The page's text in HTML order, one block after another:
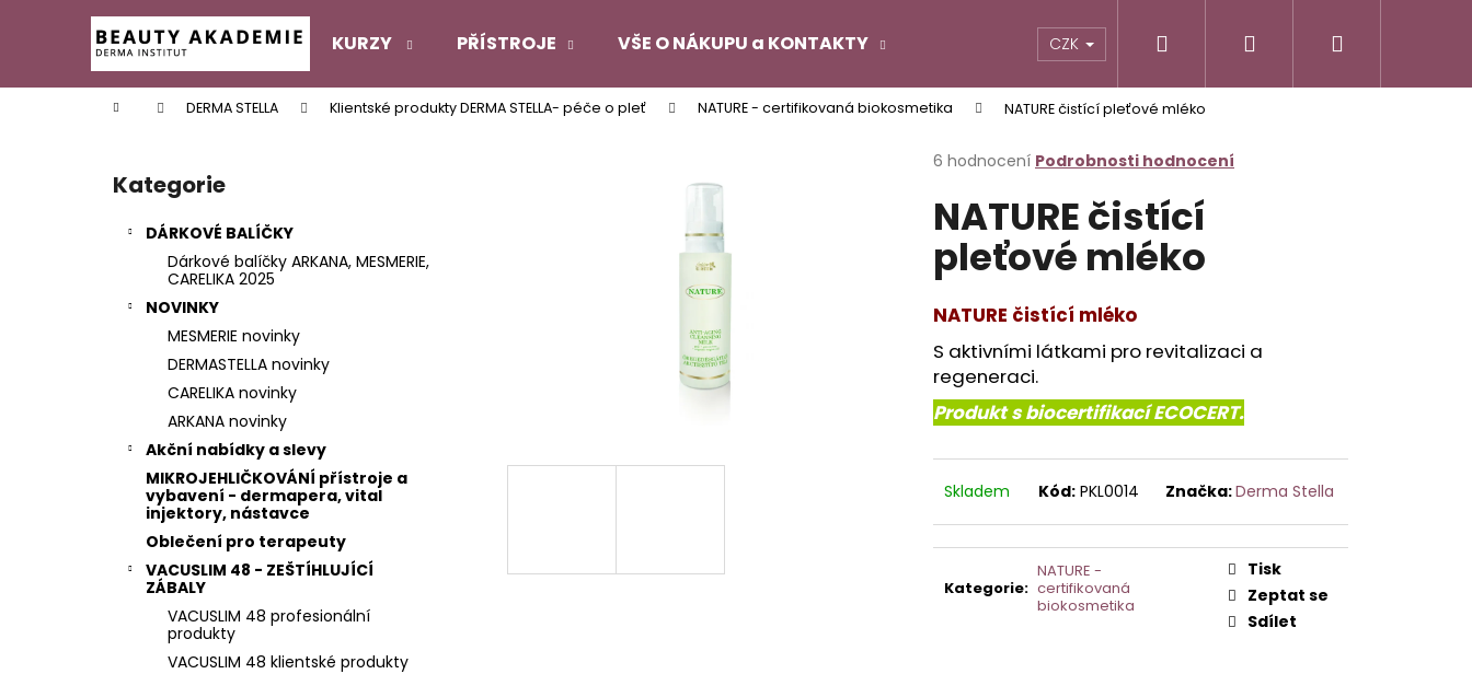
KURZY PŘÍSTROJE VŠE O NÁKUPU a KONTAKTY CZK Přihlášení
Domů DERMA STELLA Klientské produkty DERMA STELLA- péče o pleť NATURE - certifikovaná biokosmetika NATURE čistící pleťové mléko
Přeskočit
kategorie
Kategorie
DÁRKOVÉ BALÍČKY
Dárkové balíčky ARKANA, MESMERIE,
CARELIKA 2025
NOVINKY
MESMERIE novinky
DERMASTELLA novinky
CARELIKA novinky
ARKANA novinky
Akční nabídky a slevy
MIKROJEHLIČKOVÁNÍ přístroje a
vybavení - dermapera, vital
injektory, nástavce
Oblečení pro terapeuty
VACUSLIM 48 - ZEŠTÍHLUJÍCÍ
ZÁBALY
VACUSLIM 48 profesionální
produkty
VACUSLIM 48 klientské produkty
Průměrné
produktu
je
5
hvězdiček.
6 hodnocení Podrobnosti hodnocení
NATURE čistící
pleťové mléko
NATURE čistící mléko
S aktivními látkami pro revitalizaci a
regeneraci.
Produkt s biocertifikací ECOCERT.
Skladem Kód: PKL0014 Značka:Derma Stella
Kategorie:
NATURE -
certifikovaná
biokosmetika
Tisk
Zeptat se
Sdílet
í
Zpět
do
Zpět
do
Co potřebujete najít?
Doporučujeme
STERILNÍ NÁSTAVCE PRO DERMAPERO
DERMALIGHTPEN A DERMAQUATRO 36
JEHLIČEK
STERILNÍ NÁSTAVCE PRO DERMAPERO
NÁSTAVCE/BBGLOW